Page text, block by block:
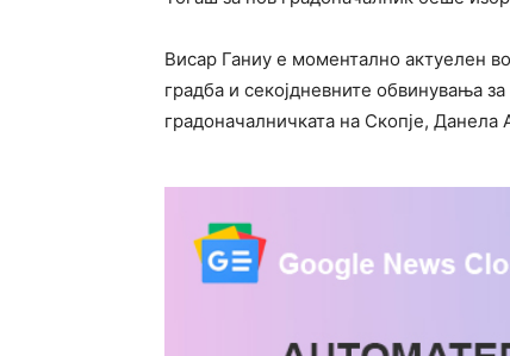
Висар Ганиу е моментално актуелен
градба и секојдневните обвинувања
градоначалничката на Скопје, Данела